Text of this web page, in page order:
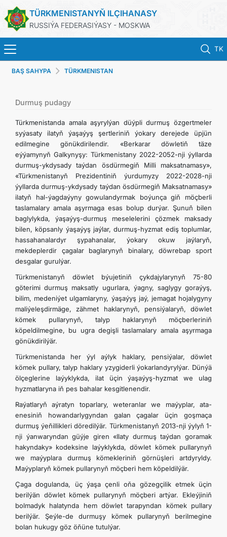
TÜRKMENISTANYŇ ILÇIHANASY
RUSSIÝA FEDERASIÝASY - MOSKWA
TK
BAŞ SAHYPA
TÜRKMENISTAN
KONSULLYK HYZMATLARY
WIZA
ARAGATNAŞYK
BAŞ SAHYPA TÜRKMENISTAN
Durmuş pudagy
Türkmenistanda amala aşyrylýan düýpli durmuş özgertmeler
syýasaty ilatyň ýaşaýyş şertleriniň ýokary derejede üpjün
edilmegine gönükdirilendir. «Berkarar döwletiň täze
eýýamynyň Galkynyşy: Türkmenistany 2022-2052-nji ýyllarda
durmuş-ykdysady taýdan ösdürmegiň Milli maksatnamasy»,
«Türkmenistanyň Prezidentiniň ýurdumyzy 2022-2028-nji
ýyllarda durmuş-ykdysady taýdan ösdürmegiň Maksatnamasy»
ilatyň hal-ýagdaýyny gowulandyrmak boýunça giň möçberli
taslamalary amala aşyrmaga esas bolup durýar. Şunuň bilen
baglylykda, ýaşaýyş-durmuş meselelerini çözmek maksady
bilen, köpsanly ýaşaýyş jaýlar, durmuş-hyzmat ediş toplumlar,
hassahanalardyr şypahanalar, ýokary okuw jaýlaryň,
mekdeplerdir çagalar baglarynyň binalary, döwrebap sport
desgalar gurulýar.
Türkmenistanyň döwlet býujetiniň çykdajylarynyň 75-80
göterimi durmuş maksatly ugurlara, ýagny, saglygy goraýyş,
bilim, medeniýet ulgamlaryny, ýaşaýyş jaý, jemagat hojalygyny
maliýeleşdirmäge, zähmet haklarynyň, pensiýalaryň, döwlet
kömek pullarynyň, talyp haklarynyň möçberleriniň
köpeldilmegine, bu ugra degişli taslamalary amala aşyrmaga
gönükdirilýär.
Türkmenistanda her ýyl aýlyk haklary, pensiýalar, döwlet
kömek pullary, talyp haklary yzygiderli ýokarlandyrylýar. Dünýä
ölçeglerine laýyklykda, ilat üçin ýaşaýyş-hyzmat we ulag
hyzmatlaryna iň pes bahalar kesgitlenendir.
Raýatlaryň aýratyn toparlary, weteranlar we maýyplar, ata-
enesiniň howandarlygyndan galan çagalar üçin goşmaça
durmuş ýe­ňillikleri döredilýär. Türkmenistanyň 2013-nji ýylyň 1-
nji ýanwaryndan güýje giren «Ilaty durmuş taýdan goramak
hakyndaky» kodeksine laýyklykda, döwlet kömek pullarynyň
we maýyplara durmuş kömekleriniň görnüşleri artdyryldy.
Maýyplaryň kömek pullarynyň möçberi hem köpeldilýär.
Çaga dogulanda, üç ýaşa çenli oňa gözegçilik etmek üçin
berilýän döwlet kömek pullarynyň möçberi artýar. Ekleýjiniň
bolmadyk halatynda hem döwlet tarapyndan kömek pullary
berilýär. Şeýle-de durmuşy kömek pullarynyň berilmegine
bolan hukugy göz öňüne tutulýar.